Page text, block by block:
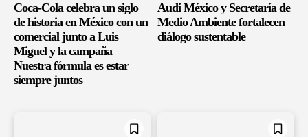
Coca-Cola celebra un siglo
de historia en México con un
comercial junto a Luis
Miguel y la campaña
Nuestra fórmula es estar
siempre juntos
Audi México y Secretaría de
Medio Ambiente fortalecen
diálogo sustentable